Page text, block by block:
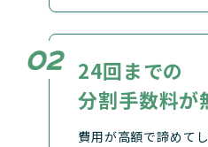
24回までの
分割手数料が
費用が高額で諦めて